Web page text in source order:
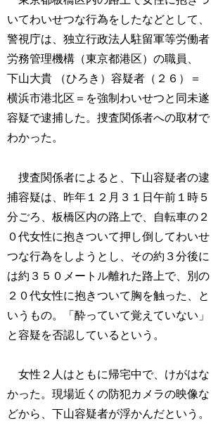
いてわいせつな行為をしたなどとして、
警視庁は、独立行政法人駐留軍等労働者
労務管理機構（東京都港区）の職員、
下山大貴 （ひろき）容疑者（２６）＝
横浜市港北区＝を強制わいせつと同未遂
容疑で逮捕した。捜査関係者への取材で
わかった。
捜査関係者によると、下山容疑者の逮
捕容疑は、昨年１２月３１日午前１時５
分ごろ、板橋区内の路上で、自転車の２
０代女性に抱きついて押し倒してわいせ
つな行為をしようとし、その約３分後に
は約３５０メートル離れた路上で、別の
２０代女性に抱きついて胸を触った、と
いうもの。「酔っていて覚えていない」
と容疑を否認しているという。
女性２人はともに帰宅中で、けがはな
かった。現場近くの防犯カメラの映像な
どから、下山容疑者が浮かんだという。